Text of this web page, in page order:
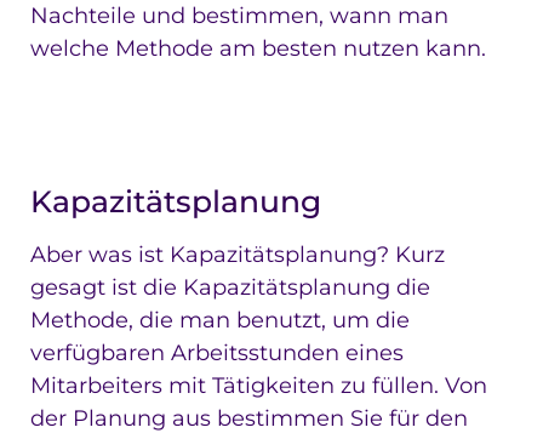
Nachteile und bestimmen, wann man
welche Methode am besten nutzen kann.
Kapazitätsplanung
Aber was ist Kapazitätsplanung? Kurz
gesagt ist die Kapazitätsplanung die
Methode, die man benutzt, um die
verfügbaren Arbeitsstunden eines
Mitarbeiters mit Tätigkeiten zu füllen. Von
der Planung aus bestimmen Sie für den